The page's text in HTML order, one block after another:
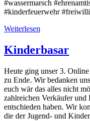
#wassermarsch
#kinderfeuerwehr
Weiterlesen
Kinderbasar
Heute ging unser 3.
zu Ende. Wir bedanken
euch wär das alles nicht
zahlreichen Verkäufer und
entschieden haben. Wir
die der Jugend- und